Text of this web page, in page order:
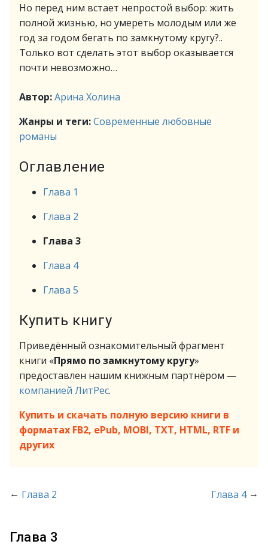
Но перед ним встает непростой выбор: жить
полной жизнью, но умереть молодым или же
год за годом бегать по замкнутому кругу?..
Только вот сделать этот выбор оказывается
почти невозможно…
Автор:Арина Холина
Жанры и теги:Современные любовные
романы
Оглавление
Глава 1
Глава 2
Глава 3
Глава 4
Глава 5
Купить книгу
Приведённый ознакомительный фрагмент
книги «Прямо по замкнутому кругу»
предоставлен нашим книжным партнёром —
компанией ЛитРес.
Купить и скачать полную версию книги в
форматах FB2, ePub, MOBI, TXT, HTML, RTF и
других
← Глава 2 Глава 4 →
Глава 3